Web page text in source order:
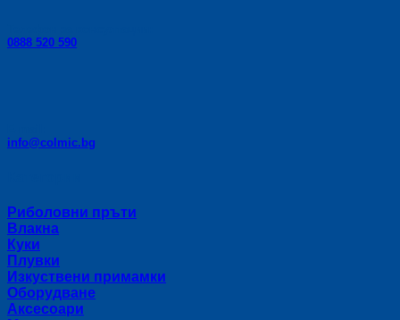
0888 520 590
info@colmic.bg
Риболовни пръти
Влакна
Куки
Плувки
Изкуствени примамки
Оборудване
Аксесоари